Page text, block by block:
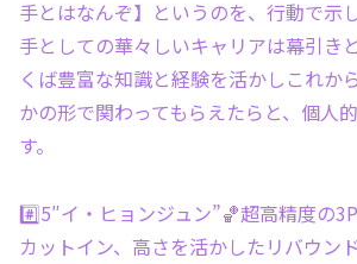
手とはなんぞ】というのを、行動で示
手としての華々しいキャリアは幕引き
くば豊富な知識と経験を活かしこれか
かの形で関わってもらえたらと、個人
す。
#️⃣5″イ・ヒョンジュン”🏀超高精度の
カットイン、高さを活かしたリバウン